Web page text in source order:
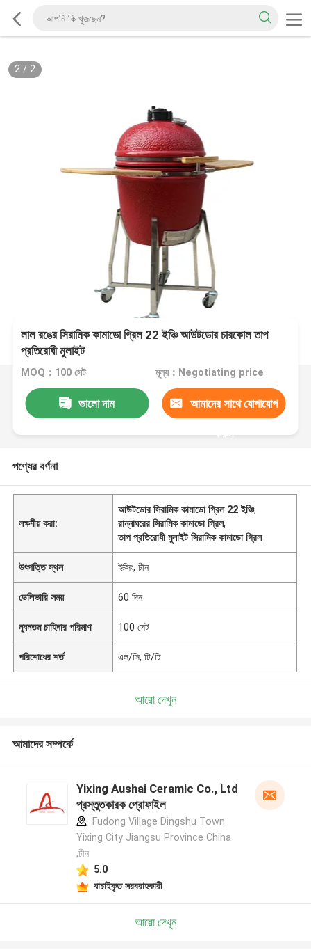
2/ 2
লাল রঙের সিরামিক কামাডো গ্রিল 22 ইঞ্চি আউটডোর চারকোল তাপ
প্রতিরোধী মুলাইট
MOQ：100 সেট মূল্য：Negotiating price
ভালো দাম আমাদের সাথে যোগাযোগ
করুন
পণ্যের বর্ণনা
লক্ষণীয় করা:
আউটডোর সিরামিক কামাডো গ্রিল 22 ইঞ্চি,
রান্নাঘরের সিরামিক কামাডো গ্রিল,
তাপ প্রতিরোধী মুলাইট সিরামিক কামাডো গ্রিল
উৎপত্তি স্থল ইক্সিং, চীন
ডেলিভারি সময় 60 দিন
ন্যূনতম চাহিদার পরিমাণ 100 সেট
পরিশোধের শর্ত এল/সি, টি/টি
আরো দেখুন
আমাদের সম্পর্কে
Yixing Aushai Ceramic Co., Ltd
প্রস্তুতকারক প্রোফাইল
Fudong Village Dingshu Town
Yixing City Jiangsu Province China
,চীন
5.0
যাচাইকৃত সরবরাহকারী
আরো দেখুন